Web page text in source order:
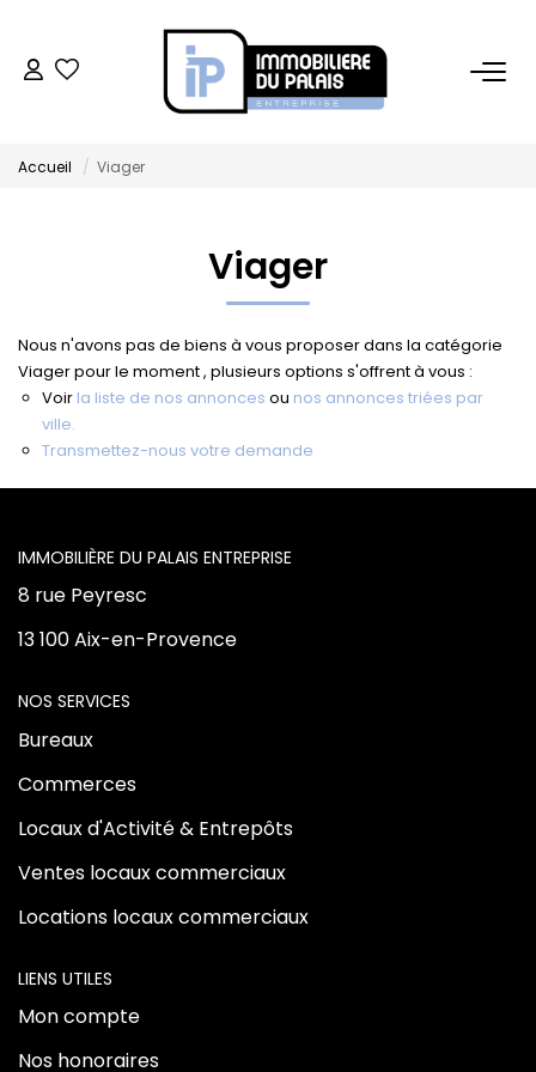
BUREAUX
COMMERCES
Ventes Locaux Commerciaux
Location Locaux Commerciaux
Qui Sommes Nous
Accueil Viager
Viager
Nous n'avons pas de biens à vous proposer dans la catégorie
Viager pour le moment , plusieurs options s'offrent à vous :
Voir la liste de nos annonces ou nos annonces triées par
ville.
Transmettez-nous votre demande
L'AGENCE
8 rue Peyresc
13 100 Aix-en-Provence
NOS SERVICES
Bureaux
Commerces
Locaux d'Activité & Entrepôts
Ventes locaux commerciaux
Locations locaux commerciaux
LIENS UTILES
Mon compte
Nos honoraires